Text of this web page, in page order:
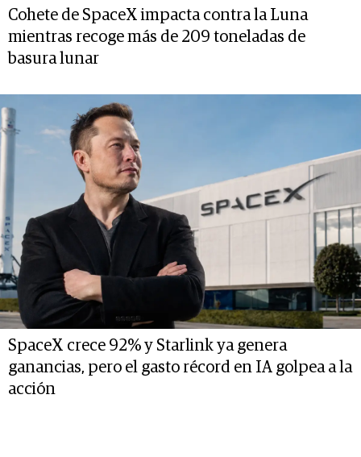
Cohete de SpaceX impacta contra la Luna
mientras recoge más de 209 toneladas de
basura lunar
SpaceX crece 92% y Starlink ya genera
ganancias, pero el gasto récord en IA golpea a la
acción